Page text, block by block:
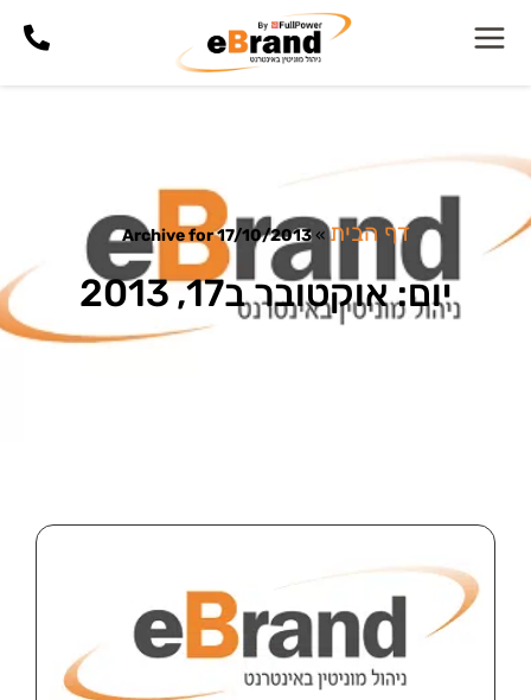
דף הבית»
Archive for 17/10/2013
יום: אוקטובר ב17, 2013